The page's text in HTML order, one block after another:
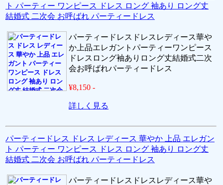
ト パーティー ワンピース ドレス ロング 袖あり ロング丈
結婚式 二次会 お呼ばれ パーティードレス
パーティードレスドレスレディース華や
か上品エレガントパーティーワンピース
ドレスロング袖ありロング丈結婚式二次
会お呼ばれパーティードレス
¥8,150 -
詳しく見る
パーティードレス ドレス レディース 華やか 上品 エレガン
ト パーティー ワンピース ドレス ロング 袖あり ロング丈
結婚式 二次会 お呼ばれ パーティードレス
パーティードレスドレスレディース華や